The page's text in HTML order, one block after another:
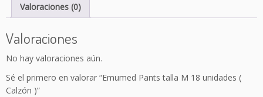
a
n
s
Valoraciones (0)
Valoraciones
No hay valoraciones aún.
Sé el primero en valorar “Emumed Pants talla M 18 unidades (
Calzón )”